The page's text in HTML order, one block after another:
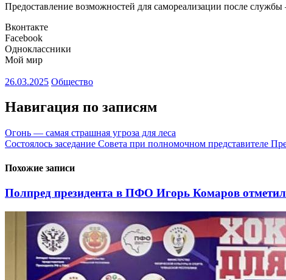
Предоставление возможностей для самореализации после
Вконтакте
Facebook
Одноклассники
Мой мир
26.03.2025 Общество
Навигация по записям
Огонь — самая страшная угроза для леса
Состоялось заседание Совета при полномочном представителе
Похожие записи
Полпред президента в ПФО Игорь Комаров